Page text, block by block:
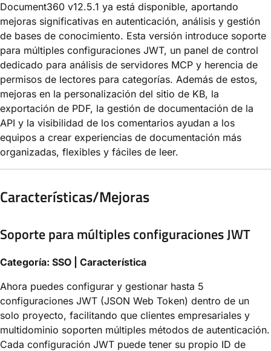
Document360 v12.5.1 ya está disponible, aportando
mejoras significativas en autenticación, análisis y gestión
de bases de conocimiento. Esta versión introduce soporte
para múltiples configuraciones JWT, un panel de control
dedicado para análisis de servidores MCP y herencia de
permisos de lectores para categorías. Además de estos,
mejoras en la personalización del sitio de KB, la
exportación de PDF, la gestión de documentación de la
API y la visibilidad de los comentarios ayudan a los
equipos a crear experiencias de documentación más
organizadas, flexibles y fáciles de leer.
Características/Mejoras
Soporte para múltiples configuraciones JWT
Categoría: SSO | Característica
Ahora puedes configurar y gestionar hasta 5
configuraciones JWT (JSON Web Token) dentro de un
solo proyecto, facilitando que clientes empresariales y
multidominio soporten múltiples métodos de autenticación.
Cada configuración JWT puede tener su propio ID de